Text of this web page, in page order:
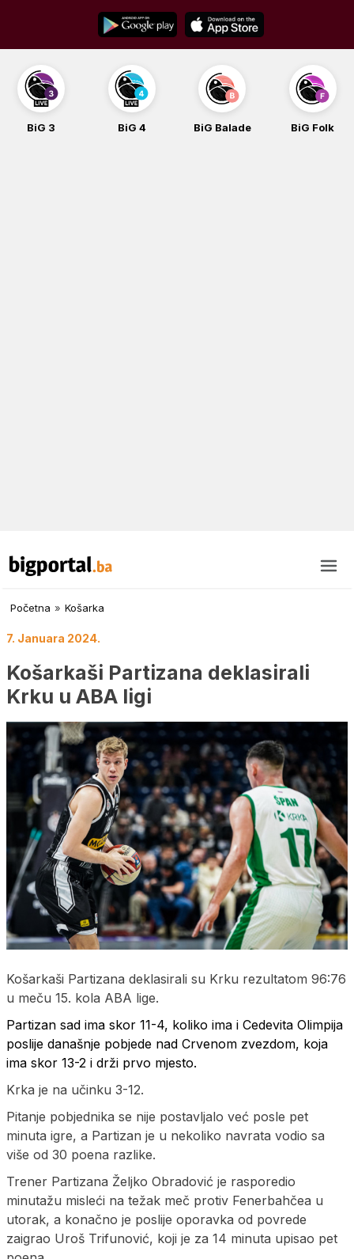
content
BiG 3 BiG 4 BiG Balade BiG Folk
Početna » Košarka
7. Januara 2024.
Košarkaši Partizana deklasirali
Krku u ABA ligi
Košarkaši Partizana deklasirali su Krku rezultatom 96:76
u meču 15. kola ABA lige.
Partizan sad ima skor 11-4, koliko ima i Cedevita Olimpija
poslije današnje pobjede nad Crvenom zvezdom, koja
ima skor 13-2 i drži prvo mjesto.
Krka je na učinku 3-12.
Pitanje pobjednika se nije postavljalo već posle pet
minuta igre, a Partizan je u nekoliko navrata vodio sa
više od 30 poena razlike.
Trener Partizana Željko Obradović je rasporedio
minutažu misleći na težak meč protiv Fenerbahčea u
utorak, a konačno je poslije oporavka od povrede
zaigrao Uroš Trifunović, koji je za 14 minuta upisao pet